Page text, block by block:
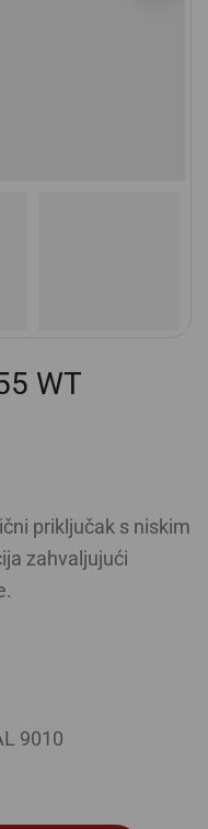
WT
priključak s niskim
zahvaljujući
9010